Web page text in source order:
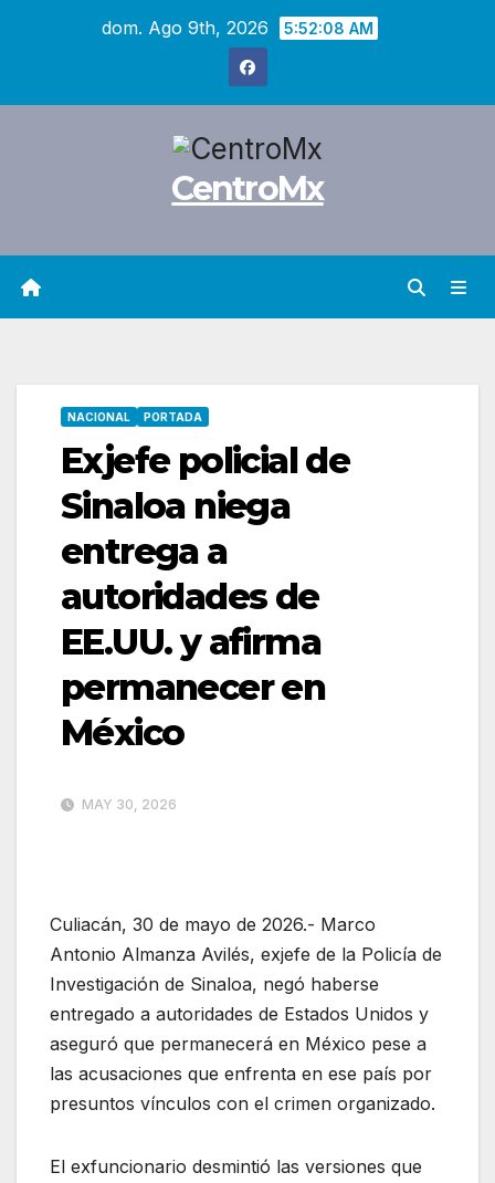
dom. Ago 9th, 2026 5:52:09 AM
CentroMx
NACIONAL PORTADA
Exjefe policial de
Sinaloa niega
entrega a
autoridades de
EE.UU. y afirma
permanecer en
México
MAY 30, 2026
Culiacán, 30 de mayo de 2026.- Marco
Antonio Almanza Avilés, exjefe de la Policía de
Investigación de Sinaloa, negó haberse
entregado a autoridades de Estados Unidos y
aseguró que permanecerá en México pese a
las acusaciones que enfrenta en ese país por
presuntos vínculos con el crimen organizado.
El exfuncionario desmintió las versiones que